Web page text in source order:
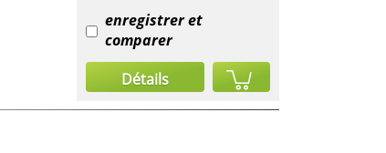
enregistrer et
comparer
Détails